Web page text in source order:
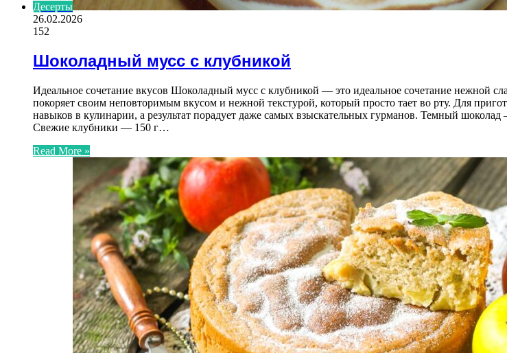
Десерты
26.02.2026
152
Шоколадный мусс с клубникой
Идеальное сочетание вкусов Шоколадный мусс с клубникой — это идеальное сочетание нежной
покоряет своим неповторимым вкусом и нежной текстурой, который просто тает во рту. Для
навыков в кулинарии, а результат порадует даже самых взыскательных гурманов. Темный
Свежие клубники — 150 г…
Read More »